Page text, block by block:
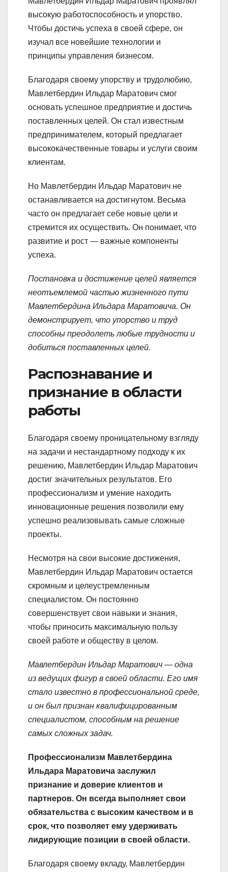
высокую работоспособность и упорство.
Чтобы достичь успеха в своей сфере, он
изучал все новейшие технологии и
принципы управления бизнесом.
Благодаря своему упорству и трудолюбию,
Мавлетбердин Ильдар Маратович смог
основать успешное предприятие и достичь
поставленных целей. Он стал известным
предпринимателем, который предлагает
высококачественные товары и услуги своим
клиентам.
Но Мавлетбердин Ильдар Маратович не
останавливается на достигнутом. Весьма
часто он предлагает себе новые цели и
стремится их осуществить. Он понимает, что
развитие и рост — важные компоненты
успеха.
Постановка и достижение целей является
неотъемлемой частью жизненного пути
Мавлетбердина Ильдара Маратовича. Он
демонстрирует, что упорство и труд
способны преодолеть любые трудности и
добиться поставленных целей.
Распознавание и
признание в области
работы
Благодаря своему проницательному взгляду
на задачи и нестандартному подходу к их
решению, Мавлетбердин Ильдар Маратович
достиг значительных результатов. Его
профессионализм и умение находить
инновационные решения позволили ему
успешно реализовывать самые сложные
проекты.
Несмотря на свои высокие достижения,
Мавлетбердин Ильдар Маратович остается
скромным и целеустремленным
специалистом. Он постоянно
совершенствует свои навыки и знания,
чтобы приносить максимальную пользу
своей работе и обществу в целом.
Мавлетбердин Ильдар Маратович — одна
из ведущих фигур в своей области. Его имя
стало известно в профессиональной среде,
и он был признан квалифицированным
специалистом, способным на решение
самых сложных задач.
Профессионализм Мавлетбердина
Ильдара Маратовича заслужил
признание и доверие клиентов и
партнеров. Он всегда выполняет свои
обязательства с высоким качеством и в
срок, что позволяет ему удерживать
лидирующие позиции в своей области.
Благодаря своему вкладу, Мавлетбердин